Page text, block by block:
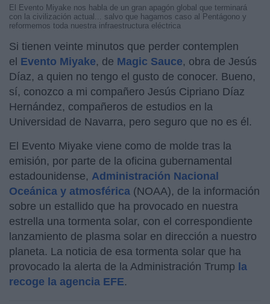
El Evento Miyake nos habla de un gran apagón global que terminará
con la civilización actual... salvo que hagamos caso al Pentágono y
reformemos toda nuestra infraestructura eléctrica
Si tienen veinte minutos que perder contemplen
el Evento Miyake, de Magic Sauce, obra de Jesús
Díaz, a quien no tengo el gusto de conocer. Bueno,
sí, conozco a mi compañero Jesús Cipriano Díaz
Hernández, compañeros de estudios en la
Universidad de Navarra, pero seguro que no es él.
El Evento Miyake viene como de molde tras la
emisión, por parte de la oficina gubernamental
estadounidense, Administración Nacional
Oceánica y atmosférica (NOAA), de la información
sobre un estallido que ha provocado en nuestra
estrella una tormenta solar, con el correspondiente
lanzamiento de plasma solar en dirección a nuestro
planeta. La noticia de esa tormenta solar que ha
provocado la alerta de la Administración Trump la
recoge la agencia EFE.